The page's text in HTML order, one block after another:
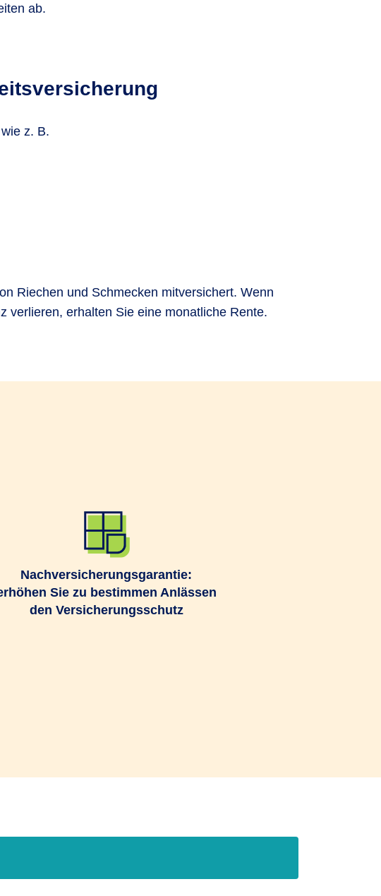
ab.
z. B.
Riechen und Schmecken mitversichert. Wenn
verlieren, erhalten Sie eine monatliche Rente.
Nachversicherungsgarantie:
Sie zu bestimmen Anlässen
den Versicherungsschutz